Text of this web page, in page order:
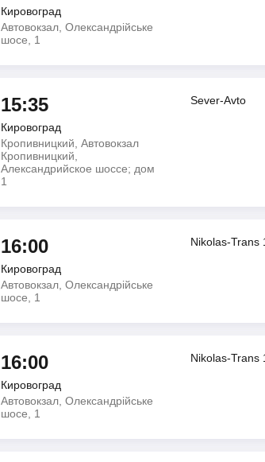
Кировоград
Автовокзал, Олександрійське
шосе, 1
15:35
Кировоград
Кропивницкий, Автовокзал
Кропивницкий,
Александрийское шоссе; дом
1
Sever-Avto
16:00
Кировоград
Автовокзал, Олександрійське
шосе, 1
Nikolas-Trans
16:00
Кировоград
Автовокзал, Олександрійське
шосе, 1
Nikolas-Trans